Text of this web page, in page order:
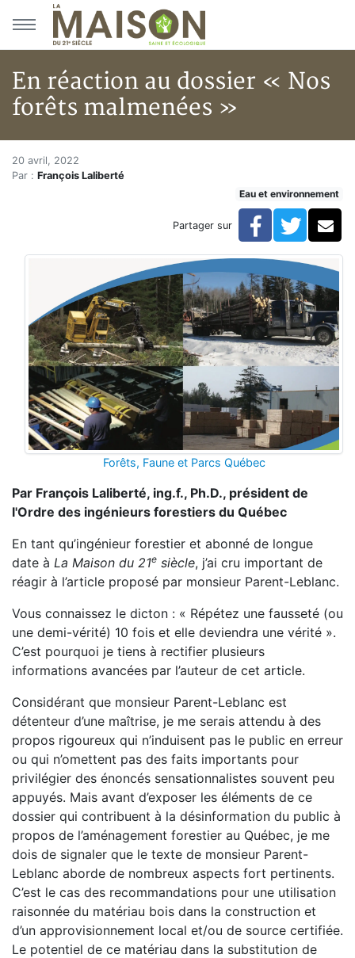
Aller au menu principal
Aller au contenu principal
En réaction au dossier « Nos
forêts malmenées »
Accueil
Articles
En réaction au dossier « Nos forêts malmenées »
En réaction au dossier « Nos
20 avril, 2022
Par : François Laliberté
Eau et environnement
Partager sur Facebook
Forêts, Faune et Parcs Québec
Par François Laliberté, ing.f., Ph.D., président de
l'Ordre des ingénieurs forestiers du Québec
En tant qu’ingénieur forestier et abonné de longue
date à La Maison du 21e siècle, j’ai cru important de
réagir à l’article proposé par monsieur Parent-Leblanc.
Vous connaissez le dicton : « Répétez une fausseté (ou
une demi-vérité) 10 fois et elle deviendra une vérité ».
C’est pourquoi je tiens à rectifier plusieurs
informations avancées par l’auteur de cet article.
Considérant que monsieur Parent-Leblanc est
détenteur d’une maîtrise, je me serais attendu à des
propos rigoureux qui n’induisent pas le public en erreur
ou qui n’omettent pas des faits importants pour
privilégier des énoncés sensationnalistes souvent peu
appuyés. Mais avant d’exposer les éléments de ce
dossier qui contribuent à la désinformation du public à
propos de l’aménagement forestier au Québec, je me
dois de signaler que le texte de monsieur Parent-
Leblanc aborde de nombreux aspects fort pertinents.
C’est le cas des recommandations pour une utilisation
raisonnée du matériau bois dans la construction et
d’un approvisionnement local et/ou de source certifiée.
Le potentiel de ce matériau dans la substitution de